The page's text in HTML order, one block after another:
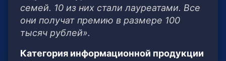
семей. 10 из них стали лауреатами. Все
они получат премию в размере 100
тысяч рублей».
Категория информационной продукции